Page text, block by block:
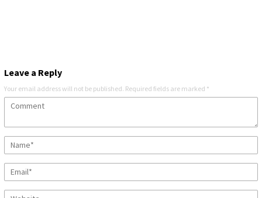
Leave a Reply
Your email address will not be published. Required fields are marked *